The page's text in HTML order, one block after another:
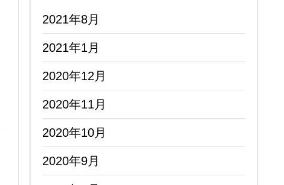
2021年8月
2021年1月
2020年12月
2020年11月
2020年10月
2020年9月